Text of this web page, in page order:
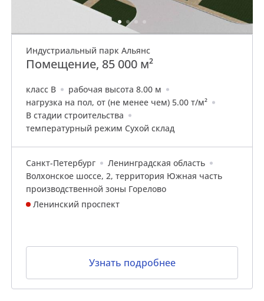
Индустриальный парк Альянс
Помещение, 85 000 м²
класс B
рабочая высота 8.00 м
нагрузка на пол, от (не менее чем) 5.00 т/м²
В стадии строительства
температурный режим Сухой склад
Санкт-Петербург
Ленинградская область
Волхонское шоссе, 2, территория Южная часть
производственной зоны Горелово
Ленинский проспект
Узнать подробнее